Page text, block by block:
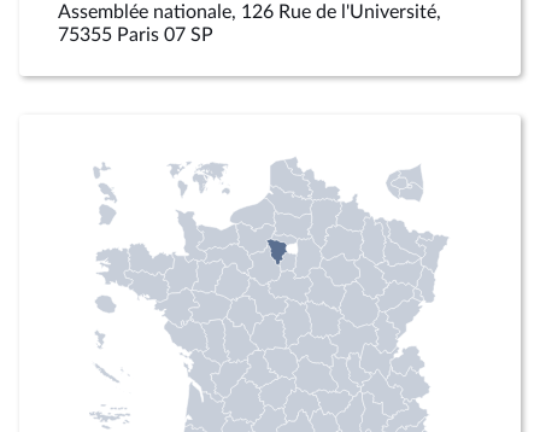
Assemblée nationale, 126 Rue de l'Université,
75355 Paris 07 SP